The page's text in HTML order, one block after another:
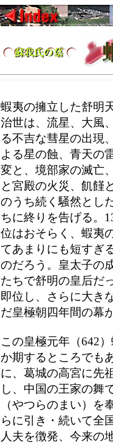
蝦夷の擁立した舒明
治世は、流星、大風
る不吉な彗星の出現
よる星の蝕、青天の
変と、境部家の滅亡
と宮殿の火災、飢饉
のうち続く騒然とし
ちに終りを告げる。
位はおそらく、蝦夷
てあまりにも短すぎ
のだろう。皇太子の
たちで舒明の皇后だ
即位し、さらに大き
だ皇極朝四年間の幕
この皇極元年（642
か期するところでも
に、葛城の高宮に先
し、中国の王家の舞
（やつらのまい）を
らに引き・続いて全
人夫を徴発、今来の